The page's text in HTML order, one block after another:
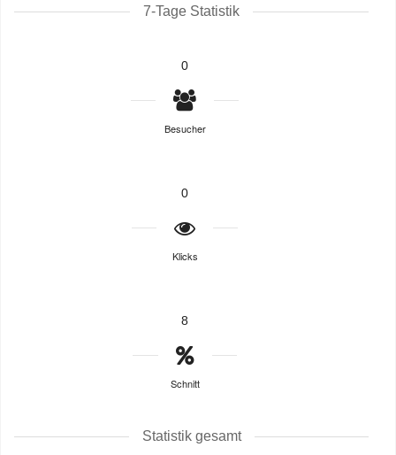
7-Tage Statistik
0
Besucher
0
Klicks
8
Schnitt
Statistik gesamt